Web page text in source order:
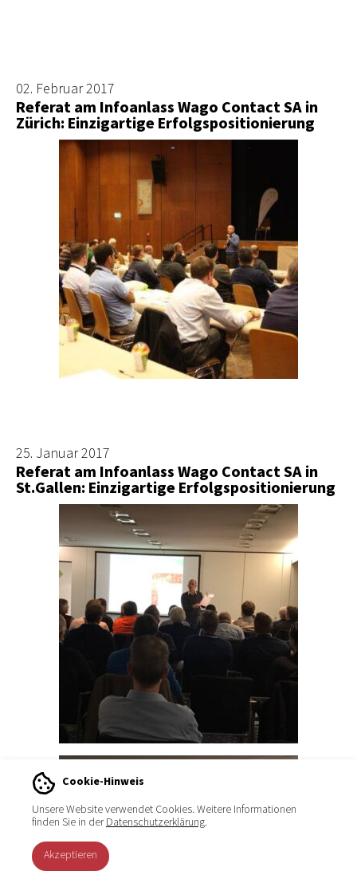
02. Februar 2017
Referat am Infoanlass Wago Contact SA in
Zürich: Einzigartige Erfolgspositionierung
25. Januar 2017
Referat am Infoanlass Wago Contact SA in
St.Gallen: Einzigartige Erfolgspositionierung
Cookie-Hinweis
Unsere Website verwendet Cookies. Weitere Informationen
finden Sie in derDatenschutzerklärung.
Akzeptieren